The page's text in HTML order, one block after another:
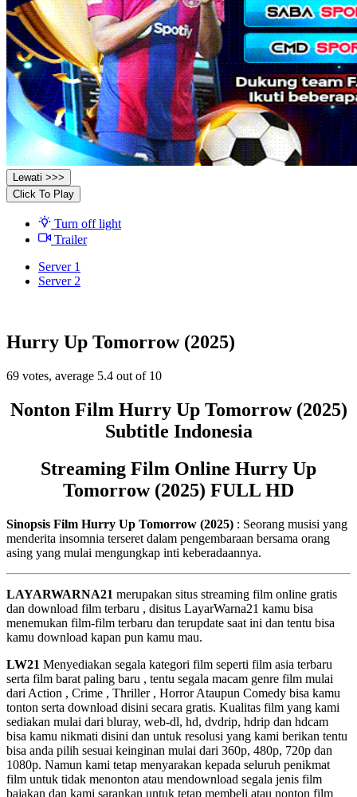
Lewati >>>
Click To Play
Turn off light
Trailer
Server 1
Server 2
Hurry Up Tomorrow (2025)
69 votes, average 5.4 out of 10
Nonton Film Hurry Up Tomorrow (2025)
Subtitle Indonesia
Streaming Film Online Hurry Up
Tomorrow (2025) FULL HD
Sinopsis Film Hurry Up Tomorrow (2025) : Seorang musisi yang
menderita insomnia terseret dalam pengembaraan bersama orang
asing yang mulai mengungkap inti keberadaannya.
LAYARWARNA21 merupakan situs streaming film online gratis
dan download film terbaru , disitus LayarWarna21 kamu bisa
menemukan film-film terbaru dan terupdate saat ini dan tentu bisa
kamu download kapan pun kamu mau.
LW21 Menyediakan segala kategori film seperti film asia terbaru
serta film barat paling baru , tentu segala macam genre film mulai
dari Action , Crime , Thriller , Horror Ataupun Comedy bisa kamu
tonton serta download disini secara gratis. Kualitas film yang kami
sediakan mulai dari bluray, web-dl, hd, dvdrip, hdrip dan hdcam
bisa kamu nikmati disini dan untuk resolusi yang kami berikan tentu
bisa anda pilih sesuai keinginan mulai dari 360p, 480p, 720p dan
1080p. Namun kami tetap menyarakan kepada seluruh penikmat
film untuk tidak menonton atau mendownload segala jenis film
bajakan dan kami sarankan untuk tetap membeli atau nonton film